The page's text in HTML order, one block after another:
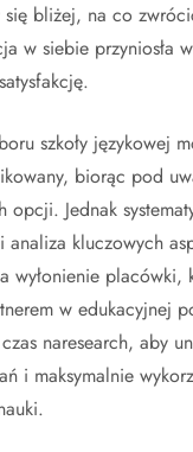
się bliżej, na co
w siebie przyniosła
szkoły językowej
biorąc pod
opcji. Jednak
analiza kluczowych
wyłonienie placówki,
w edukacyjnej
naresearch, aby
i maksymalnie